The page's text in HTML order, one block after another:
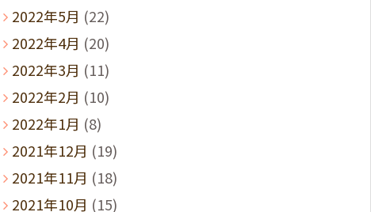
2022年5月 (22)
2022年4月 (20)
2022年3月 (11)
2022年2月 (10)
2022年1月 (8)
2021年12月 (19)
2021年11月 (18)
2021年10月 (15)